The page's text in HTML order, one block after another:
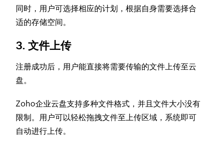
同时，用户可选择相应的计划，根据自身需要选择合
适的存储空间。
3. 文件上传
注册成功后，用户能直接将需要传输的文件上传至云
盘。
Zoho企业云盘支持多种文件格式，并且文件大小没有
限制。用户可以轻松拖拽文件至上传区域，系统即可
自动进行上传。